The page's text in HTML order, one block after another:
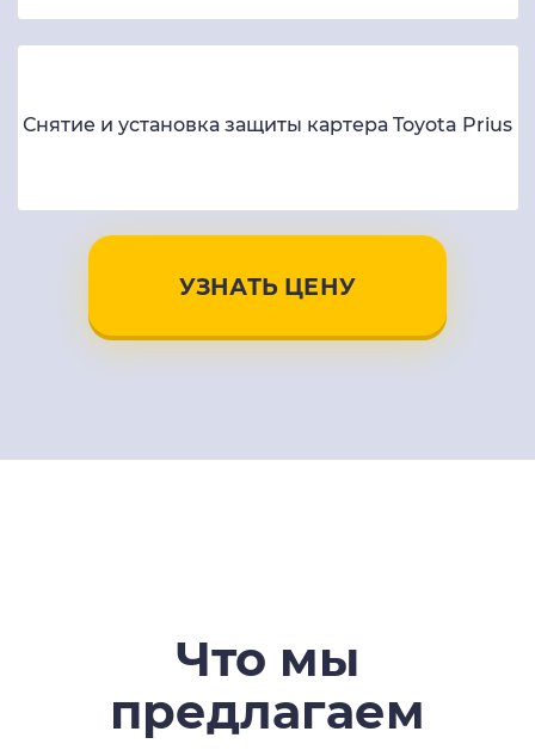
Снятие и установка защиты картера Toyota Prius
УЗНАТЬ ЦЕНУ
Что мы
предлагаем